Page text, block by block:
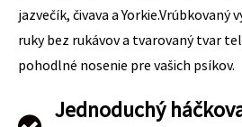
jazvečík, čivava a Yorkie.Vrúbkovaný
ruky bez rukávov a tvarovaný tvar
pohodlné nosenie pre vašich psíkov.
Jednoduchý